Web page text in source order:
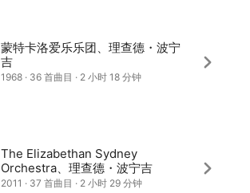
蒙特卡洛爱乐乐团、理查德・波宁
吉
1968 · 36 首曲目 · 2 小时 18 分钟
The Elizabethan Sydney
Orchestra、理查德・波宁吉
2011 · 37 首曲目 · 2 小时 29 分钟